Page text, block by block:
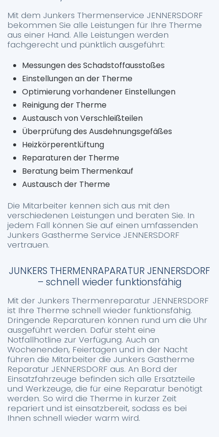
Mit dem Junkers Thermenservice JENNERSDORF
bekommen Sie alle Leistungen für Ihre Therme
aus einer Hand. Alle Leistungen werden
fachgerecht und pünktlich ausgeführt:
Messungen des Schadstoffausstoßes
Einstellungen an der Therme
Optimierung vorhandener Einstellungen
Reinigung der Therme
Austausch von Verschleißteilen
Überprüfung des Ausdehnungsgefäßes
Heizkörperentlüftung
Reparaturen der Therme
Beratung beim Thermenkauf
Austausch der Therme
Die Mitarbeiter kennen sich aus mit den
verschiedenen Leistungen und beraten Sie. In
jedem Fall können Sie auf einen umfassenden
Junkers Gastherme Service JENNERSDORF
vertrauen.
JUNKERS THERMENRAPARATUR JENNERSDORF
– schnell wieder funktionsfähig
Mit der Junkers Thermenreparatur JENNERSDORF
ist Ihre Therme schnell wieder funktionsfähig.
Dringende Reparaturen können rund um die Uhr
ausgeführt werden. Dafür steht eine
Notfallhotline zur Verfügung. Auch an
Wochenenden, Feiertagen und in der Nacht
führen die Mitarbeiter die Junkers Gastherme
Reparatur JENNERSDORF aus. An Bord der
Einsatzfahrzeuge befinden sich alle Ersatzteile
und Werkzeuge, die für eine Reparatur benötigt
werden. So wird die Therme in kurzer Zeit
repariert und ist einsatzbereit, sodass es bei
Ihnen schnell wieder warm wird.